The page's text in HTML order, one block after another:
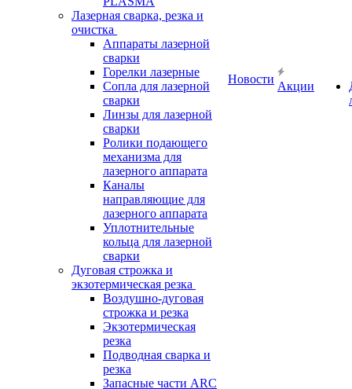
Лазерная сварка, резка и
очистка
Аппараты лазерной
сварки
Горелки лазерные
Сопла для лазерной
сварки
Линзы для лазерной
сварки
Ролики подающего
механизма для
лазерного аппарата
Каналы
направляющие для
лазерного аппарата
Уплотнительные
кольца для лазерной
сварки
Дуговая строжка и
экзотермическая резка
Воздушно-дуговая
строжка и резка
Экзотермическая
резка
Подводная сварка и
резка
Запасные части ARC
Новости
Акции